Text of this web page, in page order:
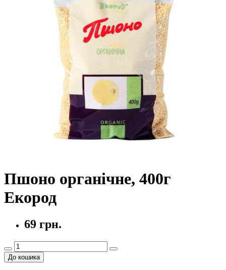
Пшоно органічне, 400г
Екород
69 грн.
До кошика